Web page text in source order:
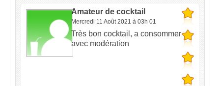
Amateur de cocktail
Mercredi 11 Août 2021 à 03h 01
Très bon cocktail, a consommer
avec modération